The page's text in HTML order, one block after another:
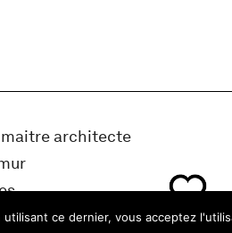
architecte
ce dernier, vous acceptez